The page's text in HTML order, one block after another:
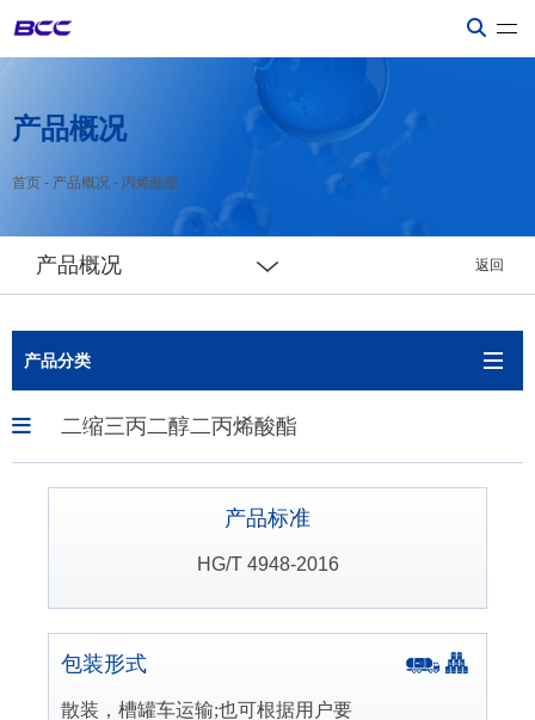
产品概况
首页 - 产品概况 - 丙烯酸酯
产品概况 返回
产品分类
二缩三丙二醇二丙烯酸酯
产品标准
HG/T 4948-2016
包装形式
散装，槽罐车运输;也可根据用户要